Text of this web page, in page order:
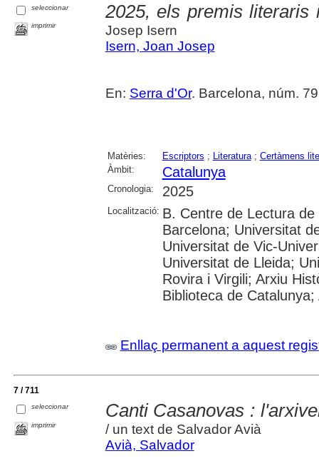
seleccionar
imprimir
2025, els premis literaris
Josep Isern
Isern, Joan Josep
En: Serra d'Or. Barcelona, núm.
Matèries: Escriptors ; Literatura; Certàmens
Àmbit:
Catalunya
Cronologia: 2025
Localització: B. Centre de Lectura
Barcelona; Universitat
Universitat de Vic-
Universitat de Lleida;
Rovira i Virgili; Arxiu
Biblioteca de
Enllaç permanent a aquest
7 / 711
seleccionar
imprimir
Canti Casanovas :
/ un text de Salvador Avià
Avià, Salvador